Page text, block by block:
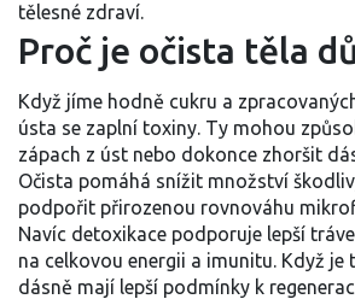
tělesné zdraví.
Proč je očista těla
Když jíme hodně cukru a
ústa se zaplní toxiny. Ty mohou
zápach z úst nebo dokonce zhoršit
Očista pomáhá snížit množství
podpořit přirozenou rovnováhu
Navíc detoxikace podporuje lepší
na celkovou energii a imunitu. Když je
dásně mají lepší podmínky k